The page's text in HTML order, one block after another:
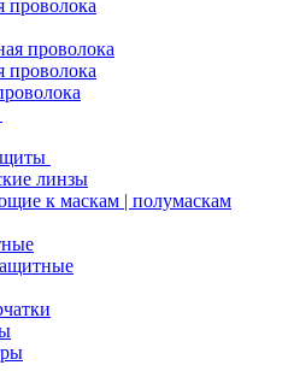
проволока
проволока
проволока
линзы
к маскам | полумаскам